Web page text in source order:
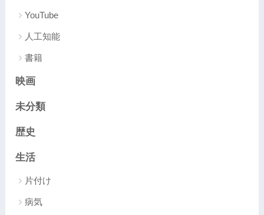
YouTube
人工知能
書籍
映画
未分類
歴史
生活
片付け
病気